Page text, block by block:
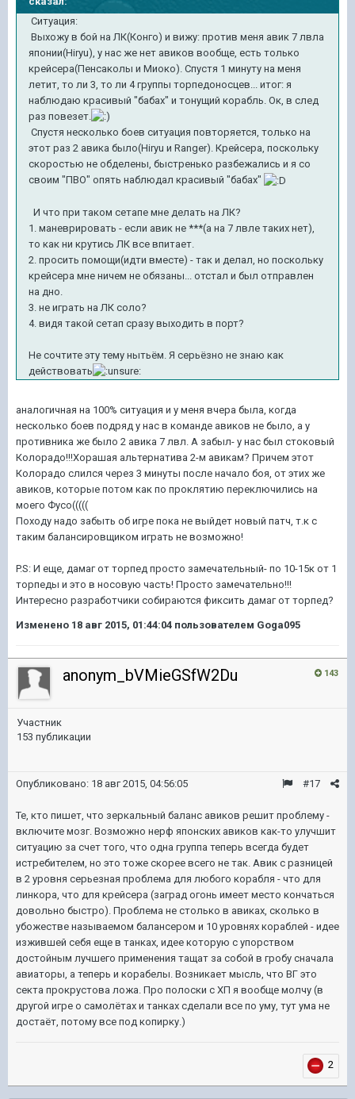
Ситуация:
Выхожу в бой на ЛК(Конго) и вижу: против меня авик 7 лвла
японии(Hiryu), у нас же нет авиков вообще, есть только
крейсера(Пенсаколы и Миоко). Спустя 1 минуту на меня
летит, то ли 3, то ли 4 группы торпедоносцев... итог: я
наблюдаю красивый "бабах" и тонущий корабль. Ок, в след
раз повезет.
Спустя несколько боев ситуация повторяется, только на
этот раз 2 авика было(Hiryu и Ranger). Крейсера, поскольку
скоростью не обделены, быстренько разбежались и я со
своим "ПВО" опять наблюдал красивый "бабах"
И что при таком сетапе мне делать на ЛК?
1. маневрировать - если авик не ***(а на 7 лвле таких нет),
то как ни крутись ЛК все впитает.
2. просить помощи(идти вместе) - так и делал, но поскольку
крейсера мне ничем не обязаны... отстал и был отправлен
на дно.
3. не играть на ЛК соло?
4. видя такой сетап сразу выходить в порт?
Не сочтите эту тему нытьём. Я серьёзно не знаю как
действовать
аналогичная на 100% ситуация и у меня вчера была, когда
несколько боев подряд у нас в команде авиков не было, а у
противника же было 2 авика 7 лвл. А забыл- у нас был стоковый
Колорадо!!!Хорашая альтернатива 2-м авикам? Причем этот
Колорадо слился через 3 минуты после начало боя, от этих же
авиков, которые потом как по проклятию переключились на
моего Фусо(((((
Походу надо забыть об игре пока не выйдет новый патч, т.к с
таким балансировщиком играть не возможно!
P.S: И еще, дамаг от торпед просто замечательный- по 10-15к от 1
торпеды и это в носовую часть! Просто замечательно!!!
Интересно разработчики собираются фиксить дамаг от торпед?
Изменено 18 авг 2015, 01:44:04 пользователем Goga095
143
anonym_bVMieGSfW2Du
Участник
153 публикации
#17
Опубликовано: 18 авг 2015, 04:56:05
Те, кто пишет, что зеркальный баланс авиков решит проблему -
включите мозг. Возможно нерф японских авиков как-то улучшит
ситуацию за счет того, что одна группа теперь всегда будет
истребителем, но это тоже скорее всего не так. Авик с разницей
в 2 уровня серьезная проблема для любого корабля - что для
линкора, что для крейсера (заград огонь имеет место кончаться
довольно быстро). Проблема не столько в авиках, сколько в
убожестве называемом балансером и 10 уровнях кораблей - идее
изжившей себя еще в танках, идее которую с упорством
достойным лучшего применения тащат за собой в гробу сначала
авиаторы, а теперь и корабелы. Возникает мысль, что ВГ это
секта прокрустова ложа. Про полоски с ХП я вообще молчу (в
другой игре о самолётах и танках сделали все по уму, тут ума не
достаёт, потому все под копирку.)
2